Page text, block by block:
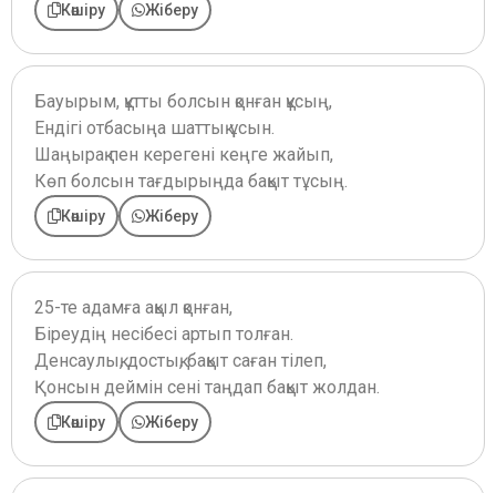
Көшіру Жіберу
Бауырым, құтты болсын қонған құсың,
Ендігі отбасыңа шаттық ұсын.
Шаңырақ пен керегені кеңге жайып,
Көп болсын тағдырыңда бақыт тұсың.
Көшіру Жіберу
25-те адамға ақыл қонған,
Біреудің несібесі артып толған.
Денсаулық, достық, бақыт саған тілеп,
Қонсын деймін сені таңдап бақыт жолдан.
Көшіру Жіберу